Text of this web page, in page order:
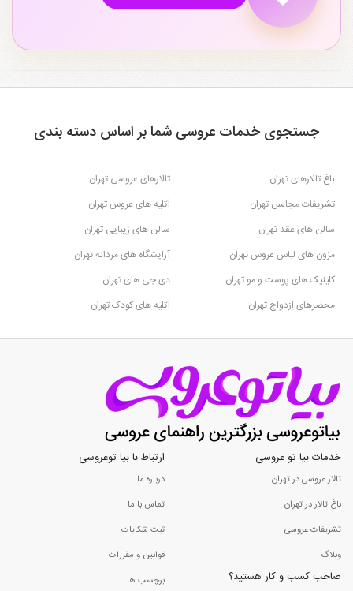
جستجوی خدمات عروسی شما بر اساس دسته بندی
باغ تالارهای تهران
تالارهای عروسی تهران
تشریفات مجالس تهران
آتلیه های عروس تهران
سالن های عقد تهران
سالن های زیبایی تهران
مزون های لباس عروس تهران
آرایشگاه های مردانه تهران
کلینیک های پوست و مو تهران
دی جی های تهران
محضرهای ازدواج تهران
آتلیه های کودک تهران
خدمات بیا تو عروسی
تالار عروسی در تهران
باغ تالار در تهران
تشریفات عروسی
وبلاگ
صاحب کسب و کار هستید؟
ارتباط با بیا توعروسی
درباره ما
تماس با ما
ثبت شکایات
قوانین و مقررات
برچسب ها